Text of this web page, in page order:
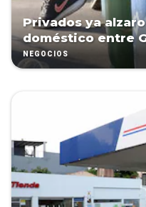
Privados ya
NEGOCIOS